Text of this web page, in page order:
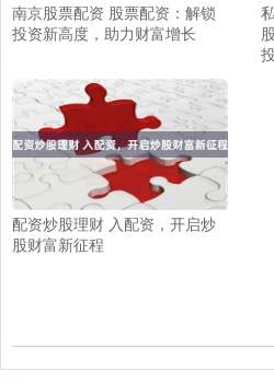
南京股票配资 股票配资：解锁
投资新高度，助力财富增长
配资炒股理财 入配资，开启炒
股财富新征程